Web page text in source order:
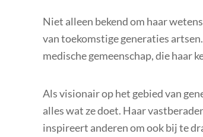
Niet alleen bekend om haar
van toekomstige generaties
medische gemeenschap, die haar
Als visionair op het gebied van
alles wat ze doet. Haar
inspireert anderen om ook bij te